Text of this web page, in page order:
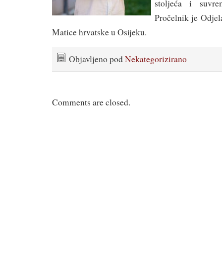
stoljeća i
Pročelnik je
Matice hrvatske u Osijeku.
Objavljeno podNekategorizirano
Comments are closed.